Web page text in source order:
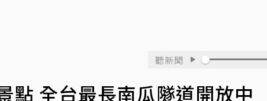
聽新聞
點 全台最長南瓜隧道開放中